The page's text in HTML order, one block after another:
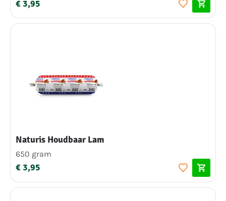
€ 3,95
Naturis Houdbaar Lam
650 gram
€ 3,95